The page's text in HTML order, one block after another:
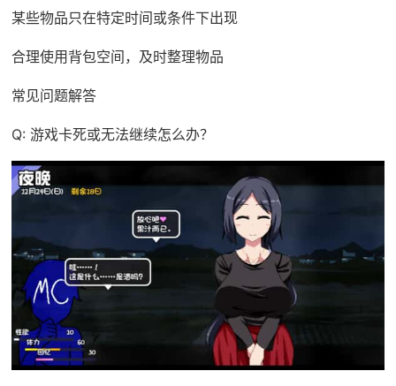
某些物品只在特定时间或条件下出现
合理使用背包空间，及时整理物品
常见问题解答
Q: 游戏卡死或无法继续怎么办？